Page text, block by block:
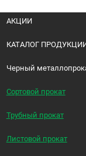
АКЦИИ
КАТАЛОГ
Черный
Сортовой прокат
Трубный прокат
Листовой прокат